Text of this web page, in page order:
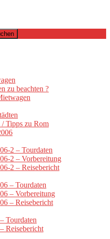
zu beachten ?
/ Tipps zu Rom
2 – Tourdaten
2 – Vorbereitung
2 – Reisebericht
– Tourdaten
– Vorbereitung
– Reisebericht
Tourdaten
Reisebericht